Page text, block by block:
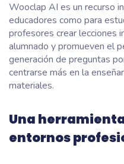
Wooclap AI es un recurso
educadores como para
profesores crear lecciones
alumnado y promueven el
generación de preguntas
centrarse más en la
materiales.
Una
entornos